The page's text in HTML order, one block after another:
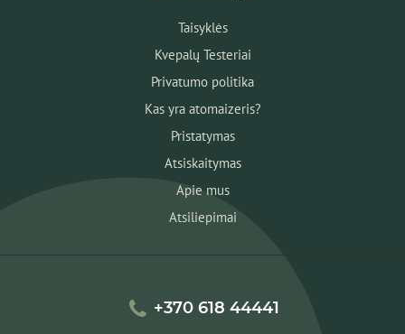
Taisyklės
Kvepalų Testeriai
Privatumo politika
Kas yra atomaizeris?
Pristatymas
Atsiskaitymas
Apie mus
Atsiliepimai
+370 618 44441